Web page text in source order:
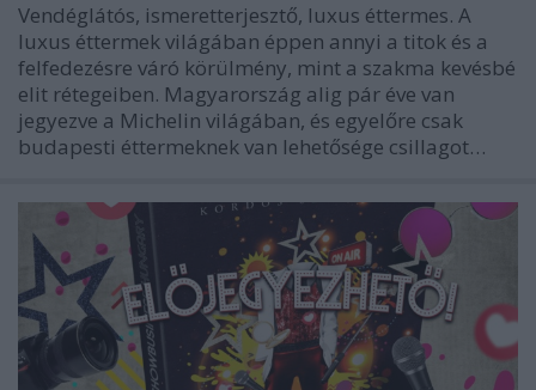
Vendéglátós, ismeretterjesztő, luxus éttermes. A
luxus éttermek világában éppen annyi a titok és a
felfedezésre váró körülmény, mint a szakma kevésbé
elit rétegeiben. Magyarország alig pár éve van
jegyezve a Michelin világában, és egyelőre csak
budapesti éttermeknek van lehetősége csillagot…